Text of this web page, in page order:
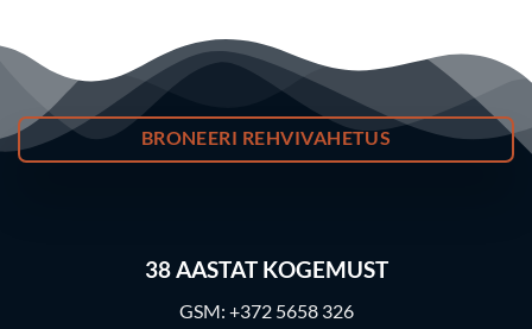
BRONEERI REHVIVAHETUS
38AASTAT KOGEMUST
GSM: +372 5658 326